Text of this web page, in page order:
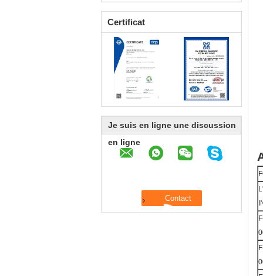
Certificat
Je suis en ligne une discussion
en ligne